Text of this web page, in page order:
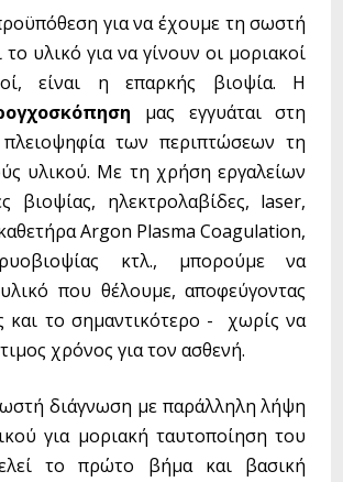
για να έχουμε τη σωστή
υλικό για να γίνουν οι μοριακοί
είναι η επαρκής βιοψία. Η
μας εγγυάται στη
πλειοψηφία των περιπτώσεων τη
υλικού. Με τη χρήση εργαλείων
βιοψίας, ηλεκτρολαβίδες, laser,
Argon Plasma Coagulation,
κτλ., μπορούμε να
που θέλουμε, αποφεύγοντας
και το σημαντικότερο - χωρίς να
χρόνος για τον ασθενή.
διάγνωση με παράλληλη λήψη
για μοριακή ταυτοποίηση του
το πρώτο βήμα και βασική